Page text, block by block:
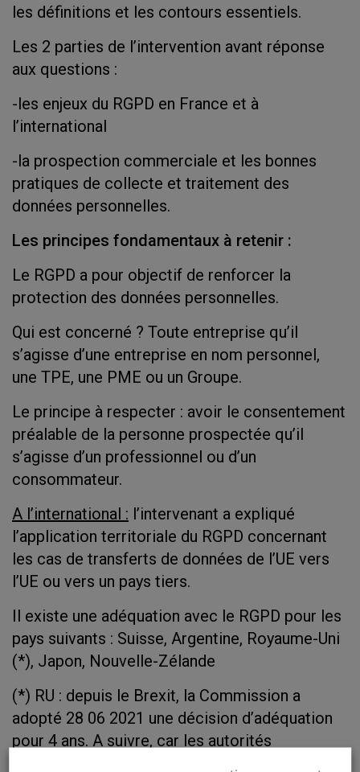
les définitions et les contours essentiels.
Les 2 parties de l’intervention avant réponse
aux questions :
-les enjeux du RGPD en France et à
l’international
-la prospection commerciale et les bonnes
pratiques de collecte et traitement des
données personnelles.
Les principes fondamentaux à retenir :
Le RGPD a pour objectif de renforcer la
protection des données personnelles.
Qui est concerné ? Toute entreprise qu’il
s’agisse d’une entreprise en nom personnel,
une TPE, une PME ou un Groupe.
Le principe à respecter : avoir le consentement
préalable de la personne prospectée qu’il
s’agisse d’un professionnel ou d’un
consommateur.
A l’international : l’intervenant a expliqué
l’application territoriale du RGPD concernant
les cas de transferts de données de l’UE vers
l’UE ou vers un pays tiers.
Il existe une adéquation avec le RGPD pour les
pays suivants : Suisse, Argentine, Royaume-Uni
(*), Japon, Nouvelle-Zélande
(*) RU : depuis le Brexit, la Commission a
adopté 28 06 2021 une décision d’adéquation
pour 4 ans. A suivre, car les autorités